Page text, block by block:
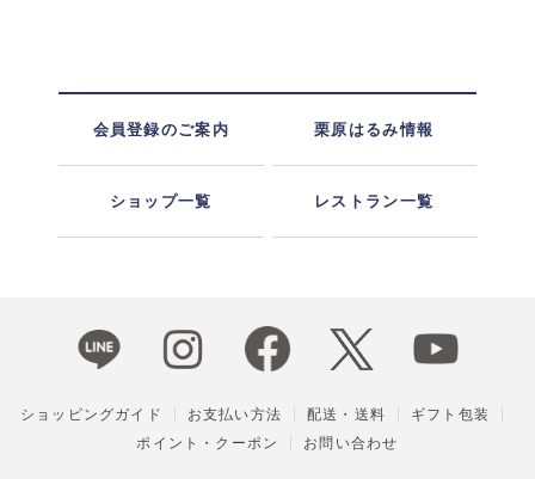
会員登録のご案内 栗原はるみ情報
ショップ一覧 レストラン一覧
ショッピングガイド お支払い方法 配送・送料
ギフト包装
ポイント・クーポン
お問い合わせ